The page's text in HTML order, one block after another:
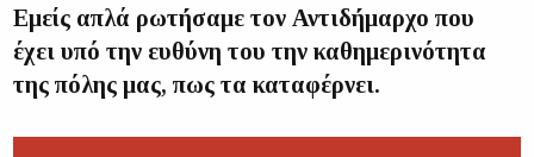
Εμείς απλά ρωτήσαμε τον Αντιδήμαρχο που
έχει υπό την ευθύνη του την καθημερινότητα
της πόλης μας, πως τα καταφέρνει.